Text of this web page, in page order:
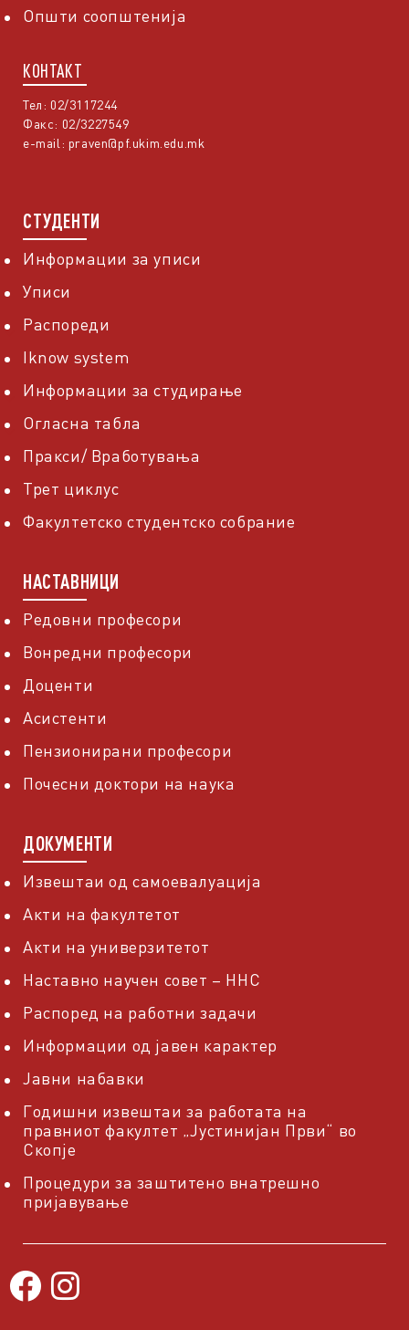
Општи соопштенија
КОНТАКТ
Тел: 02/3117244
Факс: 02/3227549
e-mail: praven@pf.ukim.edu.mk
СТУДЕНТИ
Информации за уписи
Уписи
Распореди
Iknow system
Информации за студирање
Огласна табла
Пракси/ Вработувања
Трет циклус
Факултетско студентско собрание
НАСТАВНИЦИ
Редовни професори
Вонредни професори
Доценти
Асистенти
Пензионирани професори
Почесни доктори на наука
ДОКУМЕНТИ
Извештаи од самоевалуација
Акти на факултетот
Акти на универзитетот
Наставно научен совет – ННС
Распоред на работни задачи
Информации од јавен карактер
Јавни набавки
Годишни извештаи за работата на
правниот факултет „Јустинијан Први“ во
Скопје
Процедури за заштитено внатрешно
пријавување